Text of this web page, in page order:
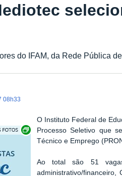
do IFAM, da Rede Pública
08h33
Show image carousel
O Instituto Federal de
Processo Seletivo que
Técnico e Emprego(
Ao total são 51
administrativo/